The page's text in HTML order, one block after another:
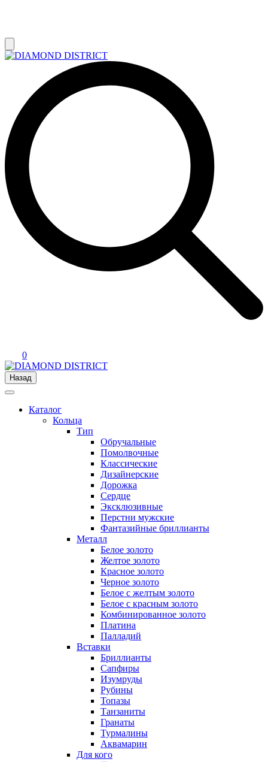
0
Назад
Каталог
Кольца
Тип
Обручальные
Помолвочные
Классические
Дизайнерские
Дорожка
Сердце
Эксклюзивные
Перстни мужские
Фантазийные бриллианты
Металл
Белое золото
Желтое золото
Красное золото
Черное золото
Белое с желтым золото
Белое с красным золото
Комбинированное золото
Платина
Палладий
Вставки
Бриллианты
Сапфиры
Изумруды
Рубины
Топазы
Танзаниты
Гранаты
Турмалины
Аквамарин
Для кого